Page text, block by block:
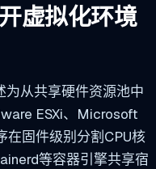
虚拟化环境
为从共享硬件资源池中
ESXi、Microsoft
在固件级别分割CPU核
等容器引擎共享宿